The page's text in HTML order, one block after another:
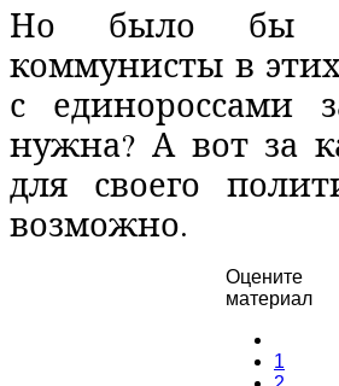
Но было бы
коммунисты в
с единороссами
нужна? А вот за
для своего
возможно.
Оцените
материал
1